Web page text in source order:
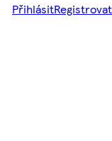
PřihlásitRegistrovat